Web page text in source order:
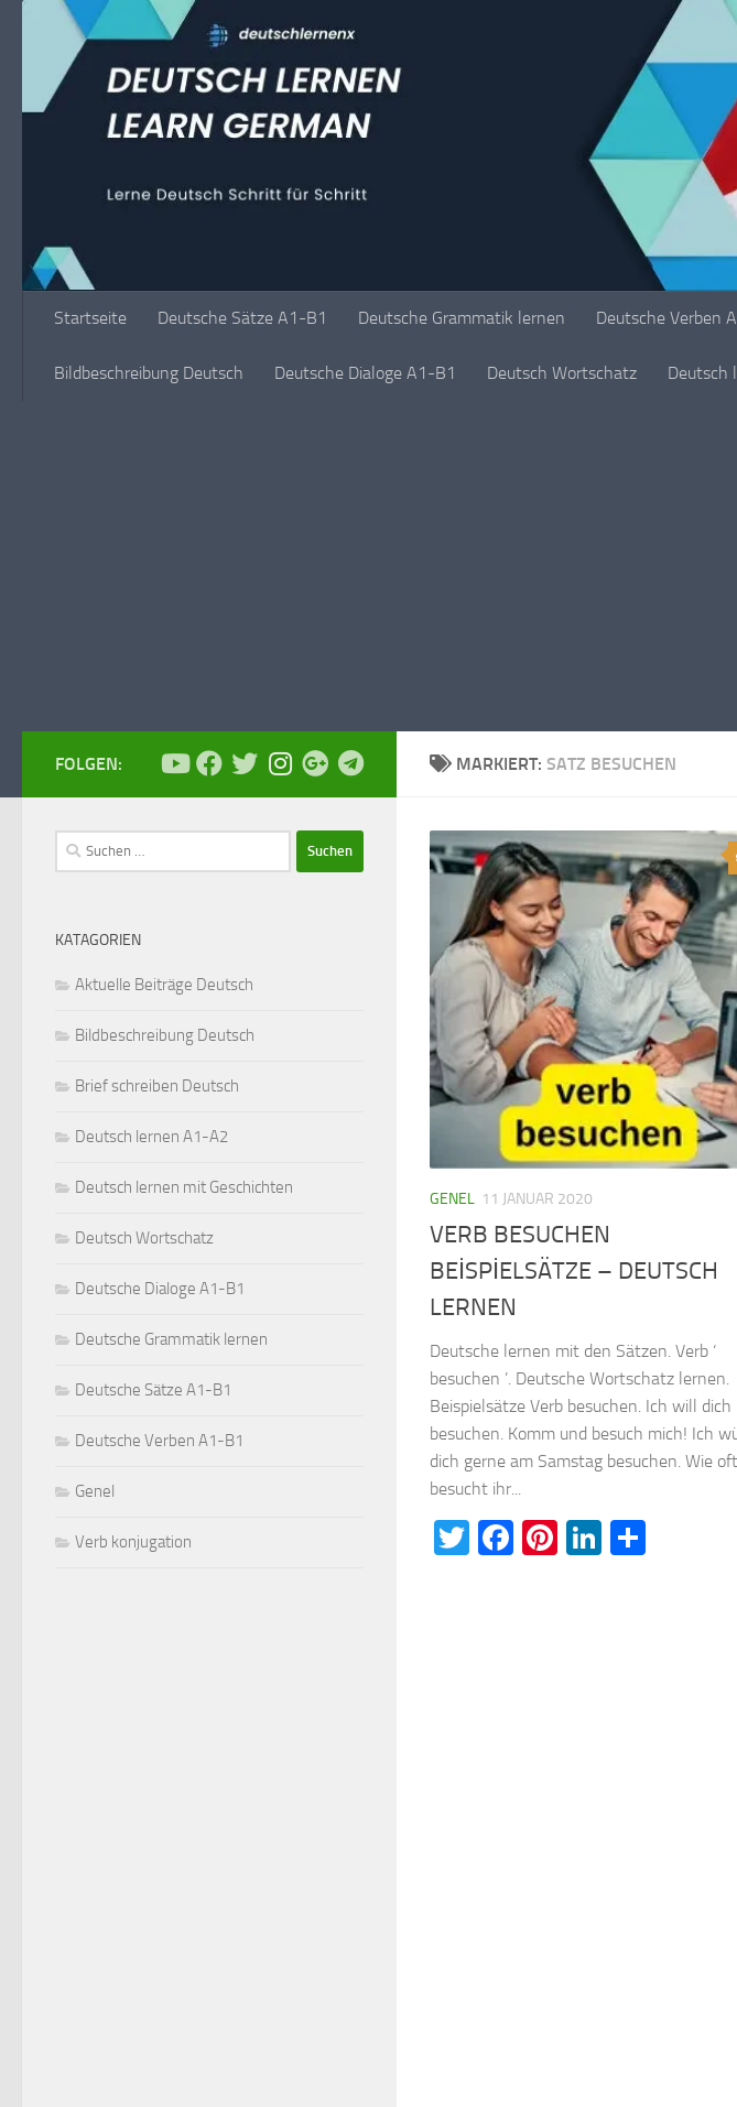
Unter dem Inhalt
Startseite Deutsche Sätze A1-B1 Deutsche Grammatik lernen Deutsche Verben
Bildbeschreibung Deutsch Deutsche Dialoge A1-B1 Deutsch Wortschatz Deutsch
MARKIERT: SATZ BESUCHEN
GENEL 11 JANUAR 2020
VERB BESUCHEN
BEİSPİELSÄTZE – DEUTSCH
LERNEN
Deutsche lernen mit den Sätzen. Verb ‘
besuchen ’. Deutsche Wortschatz lernen.
Beispielsätze Verb besuchen. Ich will dich
besuchen. Komm und besuch mich! Ich
dich gerne am Samstag besuchen. Wie oft
besucht ihr...
Twitter
Facebook
Pinterest
LinkedIn
FOLGEN:
Suchen
nach:
KATAGORIEN
Aktuelle Beiträge Deutsch
Bildbeschreibung Deutsch
Brief schreiben Deutsch
Deutsch lernen A1-A2
Deutsch lernen mit Geschichten
Deutsch Wortschatz
Deutsche Dialoge A1-B1
Deutsche Grammatik lernen
Deutsche Sätze A1-B1
Deutsche Verben A1-B1
Genel
Verb konjugation